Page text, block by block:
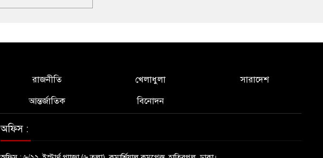
রাজনীতি
আন্তর্জাতিক
খেলাধুলা
বিনোদন
সারাদেশ
অফিস :